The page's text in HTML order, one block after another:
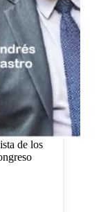
de los